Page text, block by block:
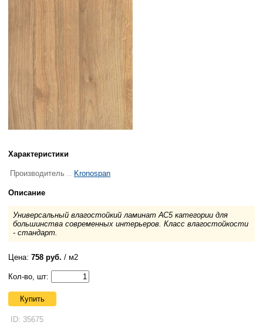
Характеристики
Производитель Kronospan
Описание
Универсальный влагостойкий ламинат АС5 категории для
большинства современных интерьеров. Класс влагостойкости
- стандарт.
Цена: 758 руб. / м2
Кол-во, шт:
Купить
ID: 35675